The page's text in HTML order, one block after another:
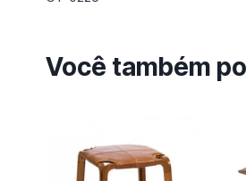
Você também